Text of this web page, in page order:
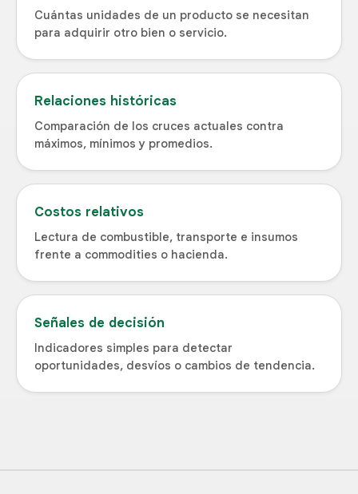
Cuántas unidades de un producto se necesitan
para adquirir otro bien o servicio.
Relaciones históricas
Comparación de los cruces actuales contra
máximos, mínimos y promedios.
Costos relativos
Lectura de combustible, transporte e insumos
frente a commodities o hacienda.
Señales de decisión
Indicadores simples para detectar
oportunidades, desvíos o cambios de tendencia.